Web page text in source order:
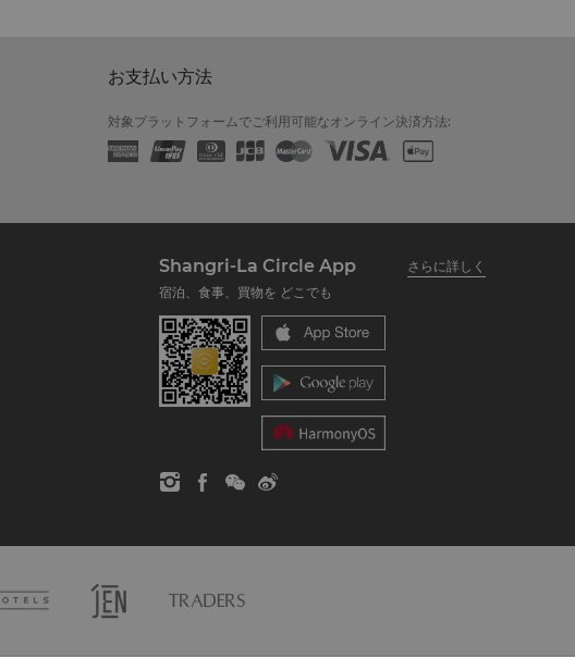
お支払い方法
対象プラットフォームでご利用可能なオンライン決済方法:
Shangri-La Circle App
さらに詳しく
宿泊、食事、買物を どこでも